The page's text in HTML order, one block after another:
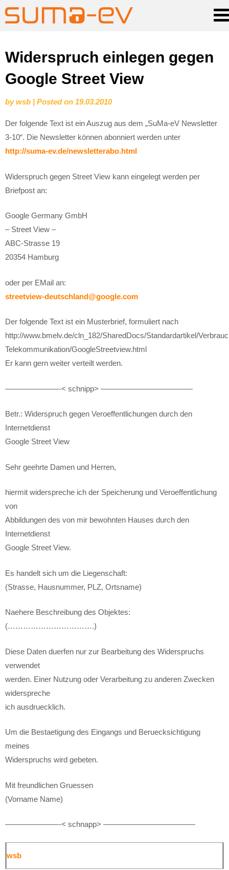
Skip
content
Widerspruch einlegen gegen
Google Street View
bywsb | Posted on 19.03.2010
Der folgende Text ist ein Auszug aus dem „SuMa-eV Newsletter
3-10“. Die Newsletter können abonniert werden unter
http://suma-ev.de/newsletterabo.html
Widerspruch gegen Street View kann eingelegt werden per
Briefpost an:
Google Germany GmbH
– Street View –
ABC-Strasse 19
20354 Hamburg
oder per EMail an:
streetview-deutschland@google.com
Der folgende Text ist ein Musterbrief, formuliert nach
http://www.bmelv.de/cln_182/SharedDocs/Standardartikel/
Telekommunikation/GoogleStreetview.html
Er kann gern weiter verteilt werden.
———————-< schnipp> ————————————
Betr.: Widerspruch gegen Veroeffentlichungen durch den
Internetdienst
Google Street View
Sehr geehrte Damen und Herren,
hiermit widerspreche ich der Speicherung und Veroeffentlichung
von
Abbildungen des von mir bewohnten Hauses durch den
Internetdienst
Google Street View.
Es handelt sich um die Liegenschaft:
(Strasse, Hausnummer, PLZ, Ortsname)
Naehere Beschreibung des Objektes:
(…………………………….)
Diese Daten duerfen nur zur Bearbeitung des Widerspruchs
verwendet
werden. Einer Nutzung oder Verarbeitung zu anderen Zwecken
widerspreche
ich ausdruecklich.
Um die Bestaetigung des Eingangs und Beruecksichtigung
meines
Widerspruchs wird gebeten.
Mit freundlichen Gruessen
(Vorname Name)
———————-< schnapp> ————————————
wsb